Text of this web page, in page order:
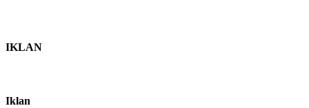
IKLAN
Iklan